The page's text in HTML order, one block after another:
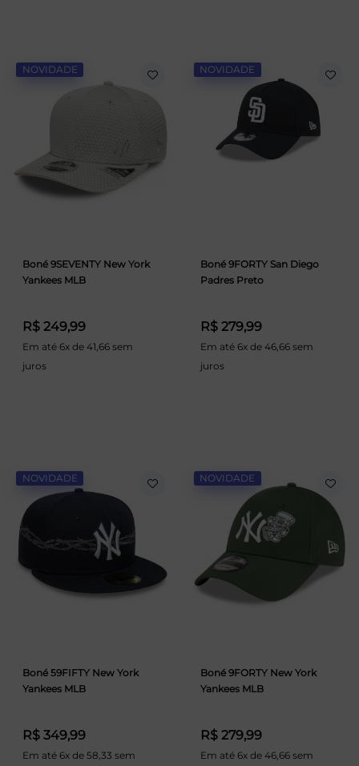
NOVIDADE
Boné 9SEVENTY New York
Yankees MLB
R$ 249,99
Em até 6x de 41,66 sem
juros
NOVIDADE
Boné 9FORTY San Diego
Padres Preto
R$ 279,99
Em até 6x de 46,66 sem
juros
NOVIDADE
Boné 59FIFTY New York
Yankees MLB
R$ 349,99
Em até 6x de 58,33 sem
NOVIDADE
Boné 9FORTY New York
Yankees MLB
R$ 279,99
Em até 6x de 46,66 sem